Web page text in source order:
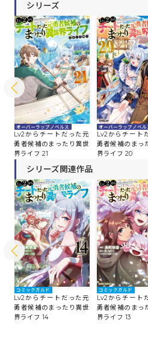
シリーズ
オーバーラップノベルス
Lv2からチートだった元
勇者候補のまったり異世
界ライフ 21
オーバーラップノベル
Lv2からチート
勇者候補のまっ
界ライフ 20
シリーズ関連作品
コミックガルド
Lv2からチートだった元
勇者候補のまったり異世
界ライフ 14
コミックガルド
Lv2からチート
勇者候補のまっ
界ライフ 13